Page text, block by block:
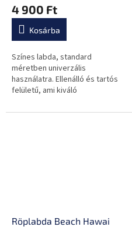
átlagos
értékelése
0,0
csillag.
4 900 Ft
Kosárba
Színes labda, standard
méretben univerzális
használatra. Ellenálló és tartós
felületű, ami kiváló
Röplabda Beach Hawai